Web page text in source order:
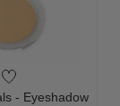
- Eyeshadow